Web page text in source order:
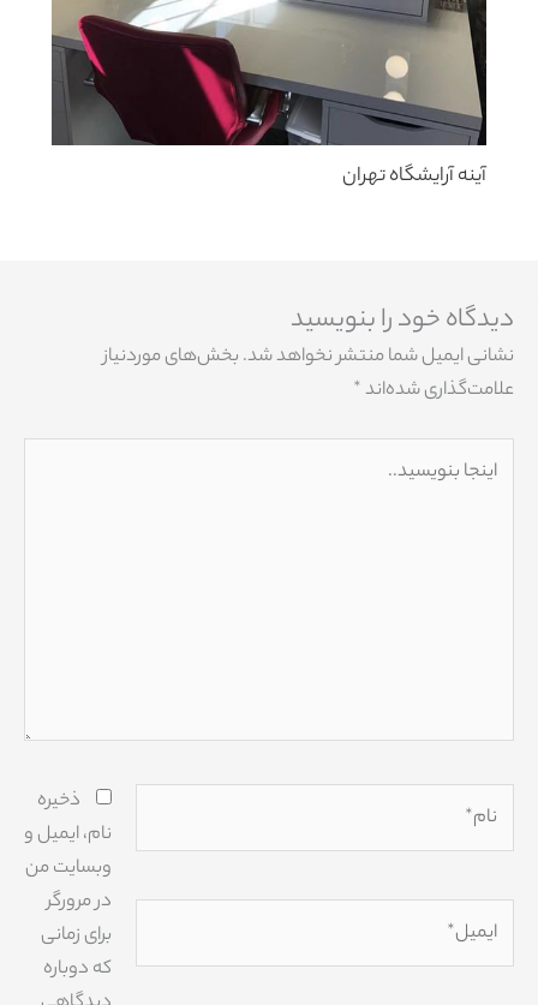
آینه آرایشگاه تهران
دیدگاه‌ خود را بنویسید
نشانی ایمیل شما منتشر نخواهد شد.بخش‌های موردنیاز
علامت‌گذاری شده‌اند*
بنویسید..
ذخیره
نام، ایمیل و
وبسایت من
در مرورگر
برای زمانی
که دوباره